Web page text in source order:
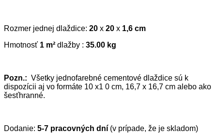
Rozmer jednej dlaždice: 20 x 20 x 1,6 cm
Hmotnosť 1 m² dlažby : 35.00 kg
Pozn.: Všetky jednofarebné cementové dlaždice sú k
dispozícii aj vo formáte 10 x1 0 cm, 16,7 x 16,7 cm alebo ako
šesťhranné.
Dodanie: 5-7 pracovných dní (v prípade, že je skladom)